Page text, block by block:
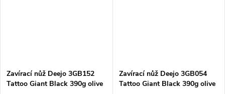
Zavírací nůž Deejo 3GB152
Tattoo Giant Black 390g olive
Zavírací nůž Deejo 3GB054
Tattoo Giant Black 390g olive